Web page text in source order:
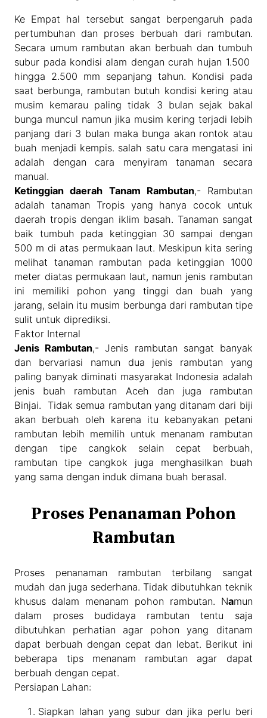
Ke Empat hal tersebut sangat berpengaruh pada
pertumbuhan dan proses berbuah dari rambutan.
Secara umum rambutan akan berbuah dan tumbuh
subur pada kondisi alam dengan curah hujan 1.500
hingga 2.500 mm sepanjang tahun. Kondisi pada
saat berbunga, rambutan butuh kondisi kering atau
musim kemarau paling tidak 3 bulan sejak bakal
bunga muncul namun jika musim kering terjadi lebih
panjang dari 3 bulan maka bunga akan rontok atau
buah menjadi kempis. salah satu cara mengatasi ini
adalah dengan cara menyiram tanaman secara
manual.
Ketinggian daerah Tanam Rambutan,- Rambutan
adalah tanaman Tropis yang hanya cocok untuk
daerah tropis dengan iklim basah. Tanaman sangat
baik tumbuh pada ketinggian 30 sampai dengan
500 m di atas permukaan laut. Meskipun kita sering
melihat tanaman rambutan pada ketinggian 1000
meter diatas permukaan laut, namun jenis rambutan
ini memiliki pohon yang tinggi dan buah yang
jarang, selain itu musim berbunga dari rambutan tipe
sulit untuk diprediksi.
Faktor Internal
Jenis Rambutan,- Jenis rambutan sangat banyak
dan bervariasi namun dua jenis rambutan yang
paling banyak diminati masyarakat Indonesia adalah
jenis buah rambutan Aceh dan juga rambutan
Binjai. Tidak semua rambutan yang ditanam dari biji
akan berbuah oleh karena itu kebanyakan petani
rambutan lebih memilih untuk menanam rambutan
dengan tipe cangkok selain cepat berbuah,
rambutan tipe cangkok juga menghasilkan buah
yang sama dengan induk dimana buah berasal.
Proses Penanaman Pohon
Rambutan
Proses penanaman rambutan terbilang sangat
mudah dan juga sederhana. Tidak dibutuhkan teknik
khusus dalam menanam pohon rambutan. Namun
dalam proses budidaya rambutan tentu saja
dibutuhkan perhatian agar pohon yang ditanam
dapat berbuah dengan cepat dan lebat. Berikut ini
beberapa tips menanam rambutan agar dapat
berbuah dengan cepat.
Persiapan Lahan:
Siapkan lahan yang subur dan jika perlu beri